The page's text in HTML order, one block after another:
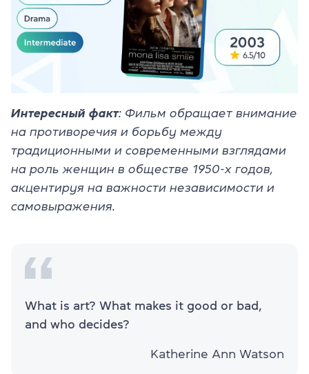
Интересный факт: Фильм обращает внимание
на противоречия и борьбу между
традиционными и современными взглядами
на роль женщин в обществе 1950-х годов,
акцентируя на важности независимости и
самовыражения.
What is art? What makes it good or bad,
and who decides?
Katherine Ann Watson